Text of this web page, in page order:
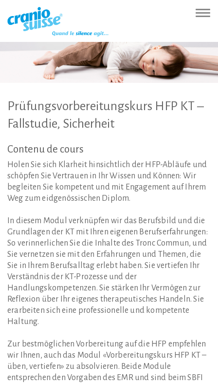
(Accesskey
Hauptnavigation
(Accesskey
Inhalt
(Accesskey
Sprachumschaltung
(Accesskey
Prüfungsvorbereitungskurs HFP KT–
Fallstudie, Sicherheit
Contenu de cours
Holen Sie sich Klarheit hinsichtlich der HFP-Abläufe und
schöpfen Sie Vertrauen in Ihr Wissen und Können: Wir
begleiten Sie kompetent und mit Engagement auf Ihrem
Weg zum eidgenössischen Diplom.
In diesem Modul verknüpfen wir das Berufsbild und die
Grundlagen der KT mit Ihren eigenen Berufserfahrungen:
So verinnerlichen Sie die Inhalte des Tronc Commun, und
Sie vernetzen sie mit den Erfahrungen und Themen, die
Sie in Ihrem Berufsalltag erlebt haben. Sie vertiefen Ihr
Verständnis der KT-Prozesse und der
Handlungskompetenzen. Sie stärken Ihr Vermögen zur
Reflexion über Ihr eigenes therapeutisches Handeln. Sie
erarbeiten sich eine professionelle und kompetente
Haltung.
Zur bestmöglichen Vorbereitung auf die HFP empfehlen
wir Ihnen, auch das Modul «Vorbereitungskurs HFP KT –
üben, vertiefen» zu absolvieren. Beide Module
entsprechen den Vorgaben des EMR und sind beim SBFI